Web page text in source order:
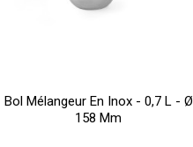
Bol Mélangeur En Inox - 0,7 L - Ø
158 Mm